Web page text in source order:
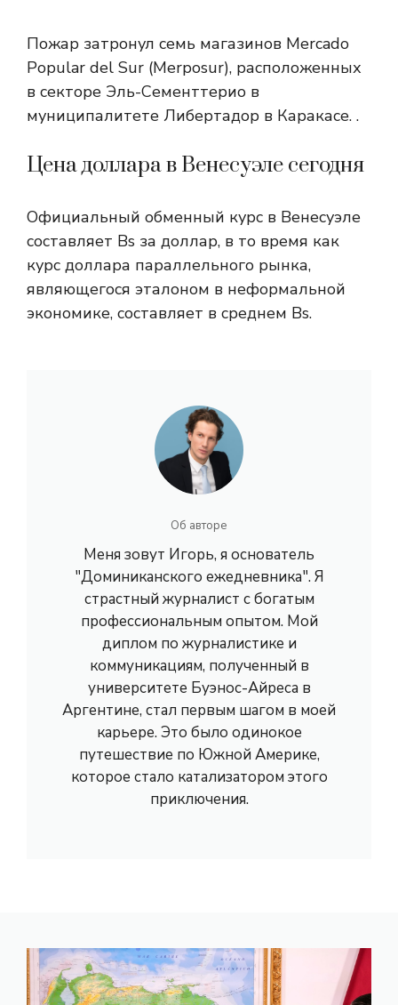
Пожар затронул семь магазинов Mercado
Popular del Sur (Merposur), расположенных
в секторе Эль-Сементтерио в
муниципалитете Либертадор в Каракасе. .
Цена доллара в Венесуэле сегодня
Официальный обменный курс в Венесуэле
составляет Bs за доллар, в то время как
курс доллара параллельного рынка,
являющегося эталоном в неформальной
экономике, составляет в среднем Bs.
Об авторе
Меня зовут Игорь, я основатель
"Доминиканского ежедневника". Я
страстный журналист с богатым
профессиональным опытом. Мой
диплом по журналистике и
коммуникациям, полученный в
университете Буэнос-Айреса в
Аргентине, стал первым шагом в моей
карьере. Это было одинокое
путешествие по Южной Америке,
которое стало катализатором этого
приключения.